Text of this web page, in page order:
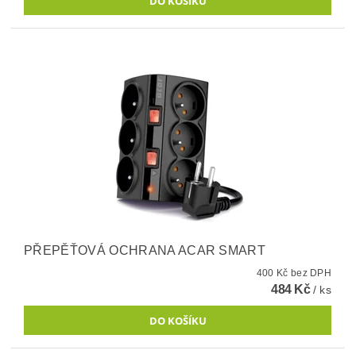
PŘEPĚŤOVÁ OCHRANA ACAR SMART
400 Kč bez DPH
484 Kč/ ks